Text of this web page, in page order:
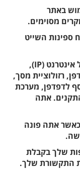
באתר
מסוימים.
ספינות השייט
• נתונים טכניים - כוללים כתובת פרוטוקול אינטרנט (IP),
רזולוציית מסך,
לדפדפן, מערכת
אתה
כאשר אתה פונה
שלך בקבלת
התקשורת שלך.